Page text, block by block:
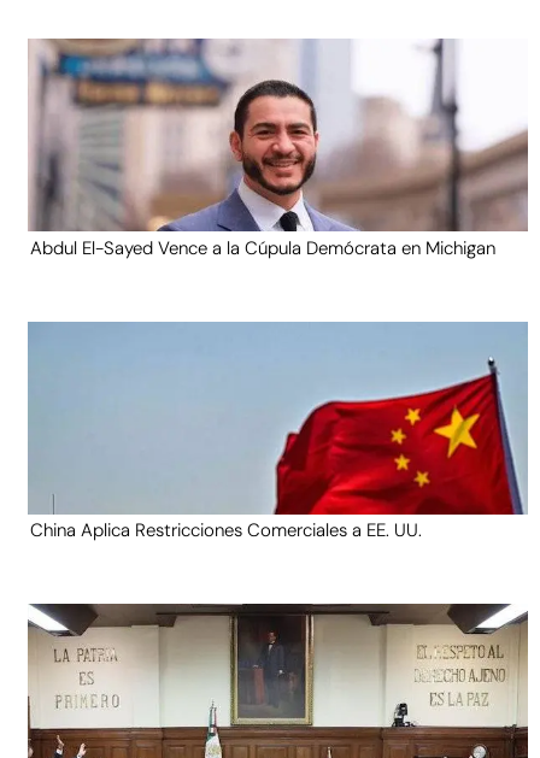
Abdul El-Sayed Vence a la Cúpula Demócrata en Michigan
China Aplica Restricciones Comerciales a EE. UU.